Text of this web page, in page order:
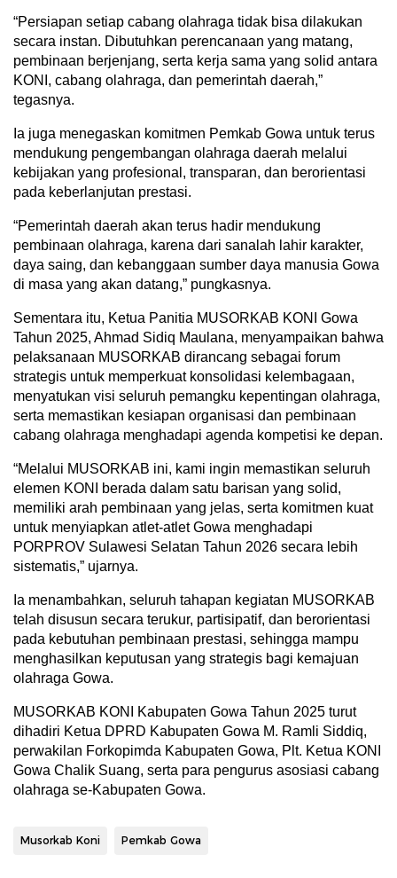
“Persiapan setiap cabang olahraga tidak bisa dilakukan
secara instan. Dibutuhkan perencanaan yang matang,
pembinaan berjenjang, serta kerja sama yang solid antara
KONI, cabang olahraga, dan pemerintah daerah,”
tegasnya.
Ia juga menegaskan komitmen Pemkab Gowa untuk terus
mendukung pengembangan olahraga daerah melalui
kebijakan yang profesional, transparan, dan berorientasi
pada keberlanjutan prestasi.
“Pemerintah daerah akan terus hadir mendukung
pembinaan olahraga, karena dari sanalah lahir karakter,
daya saing, dan kebanggaan sumber daya manusia Gowa
di masa yang akan datang,” pungkasnya.
Sementara itu, Ketua Panitia MUSORKAB KONI Gowa
Tahun 2025, Ahmad Sidiq Maulana, menyampaikan bahwa
pelaksanaan MUSORKAB dirancang sebagai forum
strategis untuk memperkuat konsolidasi kelembagaan,
menyatukan visi seluruh pemangku kepentingan olahraga,
serta memastikan kesiapan organisasi dan pembinaan
cabang olahraga menghadapi agenda kompetisi ke depan.
“Melalui MUSORKAB ini, kami ingin memastikan seluruh
elemen KONI berada dalam satu barisan yang solid,
memiliki arah pembinaan yang jelas, serta komitmen kuat
untuk menyiapkan atlet-atlet Gowa menghadapi
PORPROV Sulawesi Selatan Tahun 2026 secara lebih
sistematis,” ujarnya.
Ia menambahkan, seluruh tahapan kegiatan MUSORKAB
telah disusun secara terukur, partisipatif, dan berorientasi
pada kebutuhan pembinaan prestasi, sehingga mampu
menghasilkan keputusan yang strategis bagi kemajuan
olahraga Gowa.
MUSORKAB KONI Kabupaten Gowa Tahun 2025 turut
dihadiri Ketua DPRD Kabupaten Gowa M. Ramli Siddiq,
perwakilan Forkopimda Kabupaten Gowa, Plt. Ketua KONI
Gowa Chalik Suang, serta para pengurus asosiasi cabang
olahraga se-Kabupaten Gowa.
Musorkab Koni Pemkab Gowa